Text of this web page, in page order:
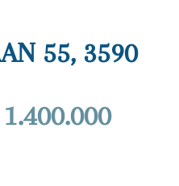
55, 3590
1.400.000